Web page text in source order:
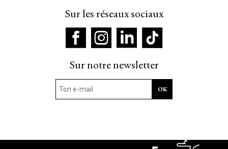
Sur les réseaux sociaux
Sur notre newsletter